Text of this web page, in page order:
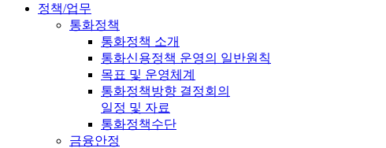
정책/업무
통화정책
통화정책 소개
통화신용정책 운영의 일반원칙
목표 및 운영체계
통화정책방향 결정회의
일정 및 자료
통화정책수단
금융안정